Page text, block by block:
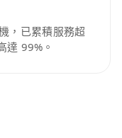
，已累積服務超
達 99%。